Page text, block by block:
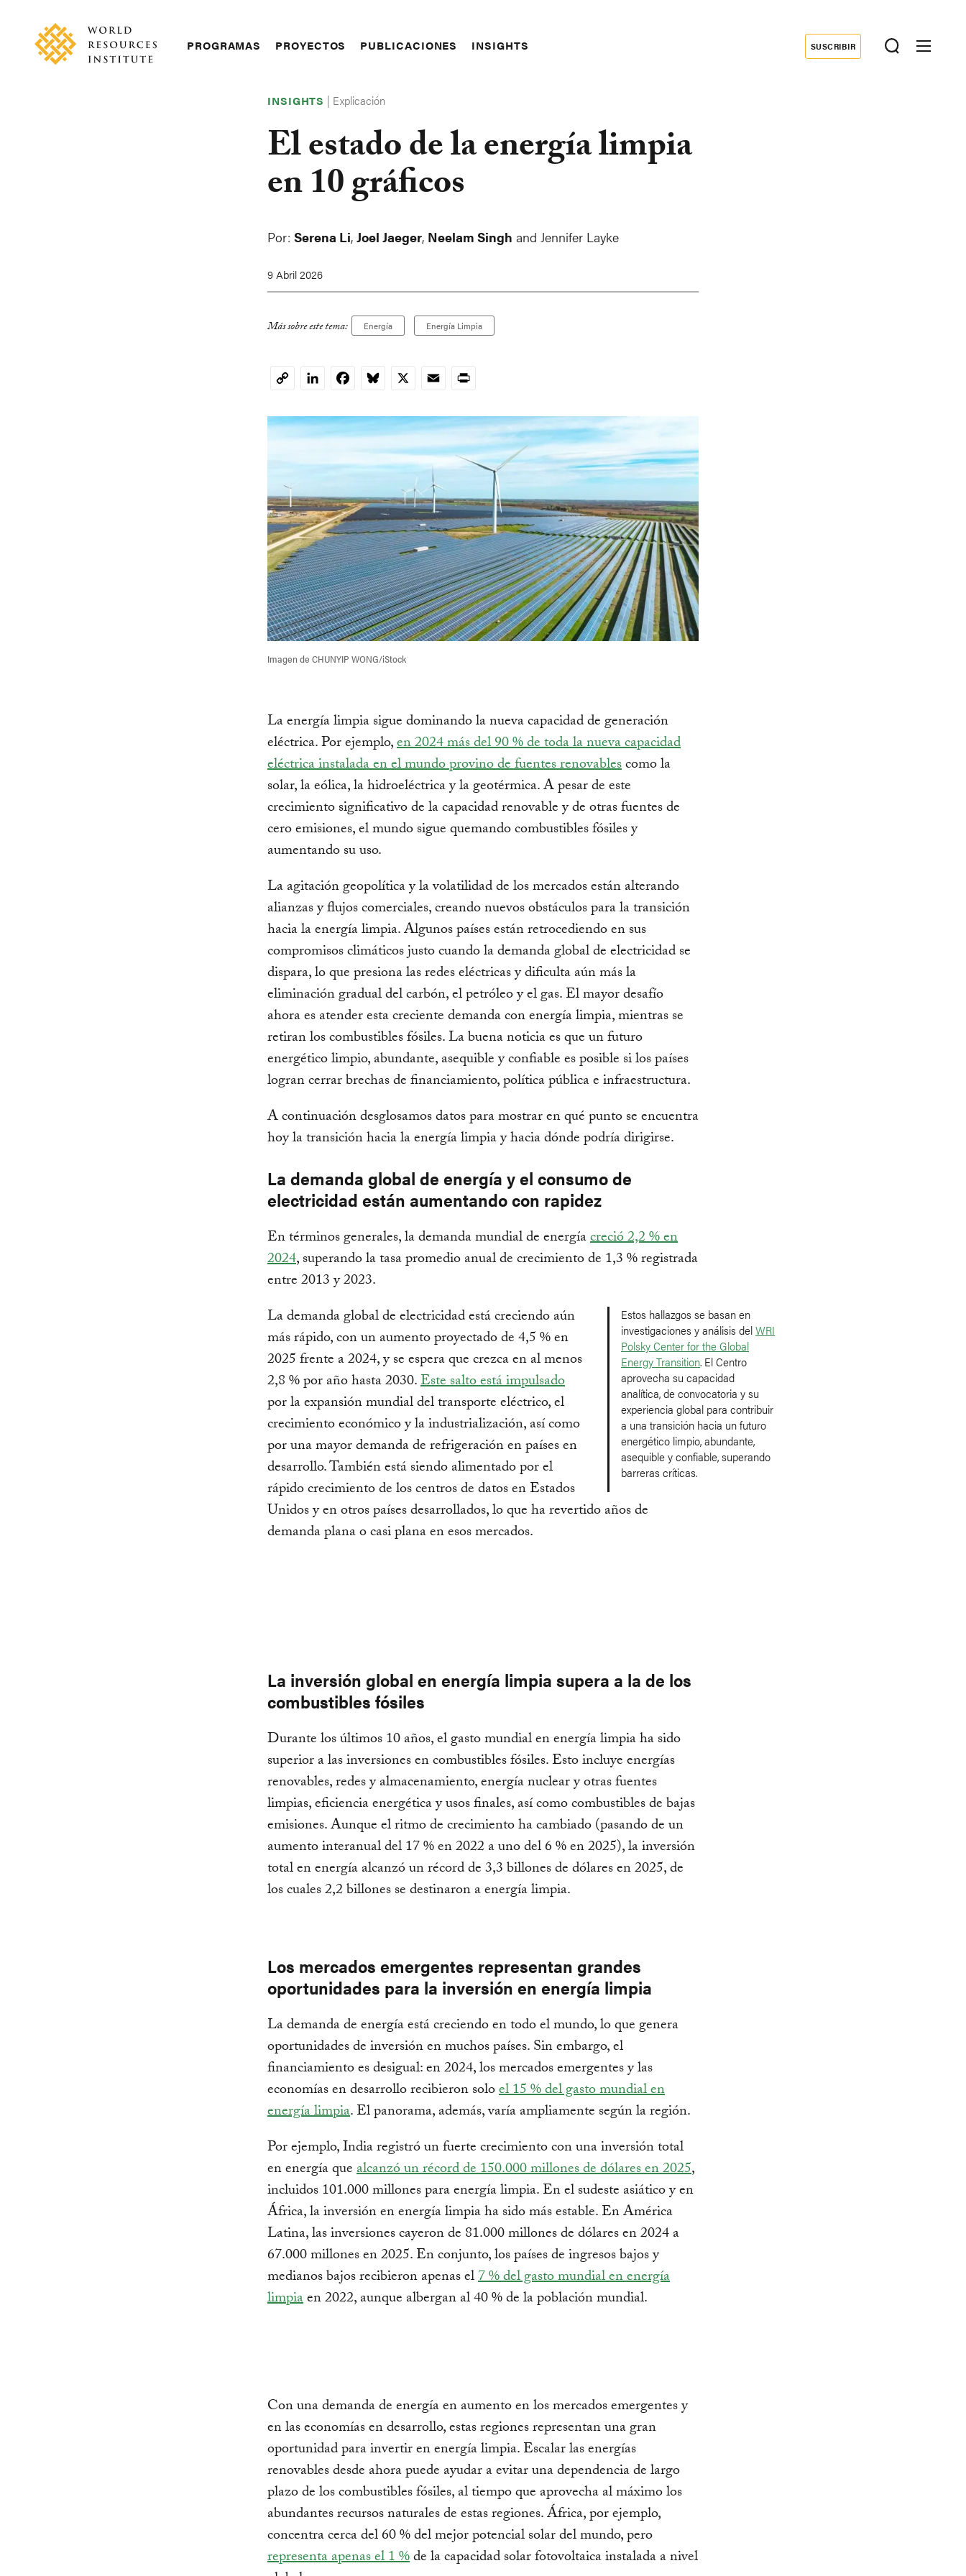
content
Main
PROGRAMAS PROYECTOS PUBLICACIONES INSIGHTS
Donate
SUSCRIBIR
INSIGHTS | Explicación
El estado de la energía limpia
en 10 gráficos
Por: Serena Li, Joel Jaeger, Neelam Singh and Jennifer Layke
9 Abril 2026
Más sobre este tema: Energía Energía Limpia
CopyLinkedInFacebookBluesky
X EmailPrint
Imagen de CHUNYIP WONG/iStock
La energía limpia sigue dominando la nueva capacidad de generación
eléctrica. Por ejemplo,en 2024 más del 90 % de toda la nueva capacidad
eléctrica instalada en el mundo provino de fuentes renovablescomo la
solar, la eólica, la hidroeléctrica y la geotérmica. A pesar de este
crecimiento significativo de la capacidad renovable y de otras fuentes de
cero emisiones, el mundo sigue quemando combustibles fósiles y
aumentando su uso.
La agitación geopolítica y la volatilidad de los mercados están alterando
alianzas y flujos comerciales, creando nuevos obstáculos para la transición
hacia la energía limpia. Algunos países están retrocediendo en sus
compromisos climáticos justo cuando la demanda global de electricidad se
dispara, lo que presiona las redes eléctricas y dificulta aún más la
eliminación gradual del carbón, el petróleo y el gas. El mayor desafío
ahora es atender esta creciente demanda con energía limpia, mientras se
retiran los combustibles fósiles. La buena noticia es que un futuro
energético limpio, abundante, asequible y confiable es posible si los países
logran cerrar brechas de financiamiento, política pública e infraestructura.
A continuación desglosamos datos para mostrar en qué punto se encuentra
hoy la transición hacia la energía limpia y hacia dónde podría dirigirse.
La demanda global de energía y el consumo de
electricidad están aumentando con rapidez
En términos generales, la demanda mundial de energíacreció 2,2 % en
2024, superando la tasa promedio anual de crecimiento de 1,3 % registrada
entre 2013 y 2023.
Estos hallazgos se basan en
investigaciones y análisis delWRI
Polsky Center for the Global
Energy Transition. El Centro
aprovecha su capacidad
analítica, de convocatoria y su
experiencia global para contribuir
a una transición hacia un futuro
energético limpio, abundante,
asequible y confiable, superando
barreras críticas.
La demanda global de electricidad está creciendo aún
más rápido, con un aumento proyectado de 4,5 % en
2025 frente a 2024, y se espera que crezca en al menos
2,8 % por año hasta 2030.Este salto está impulsado
por la expansión mundial del transporte eléctrico, el
crecimiento económico y la industrialización, así como
por una mayor demanda de refrigeración en países en
desarrollo. También está siendo alimentado por el
rápido crecimiento de los centros de datos en Estados
Unidos y en otros países desarrollados, lo que ha revertido años de
demanda plana o casi plana en esos mercados.
La inversión global en energía limpia supera a la de los
combustibles fósiles
Durante los últimos 10 años, el gasto mundial en energía limpia ha sido
superior a las inversiones en combustibles fósiles. Esto incluye energías
renovables, redes y almacenamiento, energía nuclear y otras fuentes
limpias, eficiencia energética y usos finales, así como combustibles de bajas
emisiones. Aunque el ritmo de crecimiento ha cambiado (pasando de un
aumento interanual del 17 % en 2022 a uno del 6 % en 2025), la inversión
total en energía alcanzó un récord de 3,3 billones de dólares en 2025, de
los cuales 2,2 billones se destinaron a energía limpia.
Los mercados emergentes representan grandes
oportunidades para la inversión en energía limpia
La demanda de energía está creciendo en todo el mundo, lo que genera
oportunidades de inversión en muchos países. Sin embargo, el
financiamiento es desigual: en 2024, los mercados emergentes y las
economías en desarrollo recibieron soloel 15 % del gasto mundial en
energía limpia. El panorama, además, varía ampliamente según la región.
Por ejemplo, India registró un fuerte crecimiento con una inversión total
en energía quealcanzó un récord de 150.000 millones de dólares en 2025,
incluidos 101.000 millones para energía limpia. En el sudeste asiático y en
África, la inversión en energía limpia ha sido más estable. En América
Latina, las inversiones cayeron de 81.000 millones de dólares en 2024 a
67.000 millones en 2025. En conjunto, los países de ingresos bajos y
medianos bajos recibieron apenas el7 % del gasto mundial en energía
limpiaen 2022, aunque albergan al 40 % de la población mundial.
Con una demanda de energía en aumento en los mercados emergentes y
en las economías en desarrollo, estas regiones representan una gran
oportunidad para invertir en energía limpia. Escalar las energías
renovables desde ahora puede ayudar a evitar una dependencia de largo
plazo de los combustibles fósiles, al tiempo que aprovecha al máximo los
abundantes recursos naturales de estas regiones. África, por ejemplo,
concentra cerca del 60 % del mejor potencial solar del mundo, pero
representa apenas el 1 %de la capacidad solar fotovoltaica instalada a nivel